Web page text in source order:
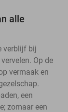
alle
verblijf bij
Op de
vermaak en
een
zomaar een